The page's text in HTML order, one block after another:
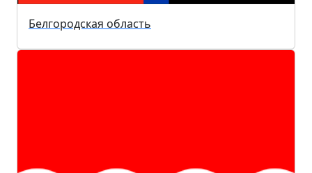
Белгородская область